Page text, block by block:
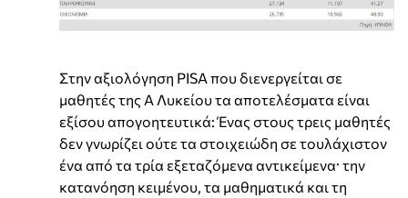
Στην αξιολόγηση PISA που διενεργείται σε
μαθητές της Α Λυκείου τα αποτελέσματα είναι
εξίσου απογοητευτικά: Ένας στους τρεις μαθητές
δεν γνωρίζει ούτε τα στοιχειώδη σε τουλάχιστον
ένα από τα τρία εξεταζόμενα αντικείμενα· την
κατανόηση κειμένου, τα μαθηματικά και τη